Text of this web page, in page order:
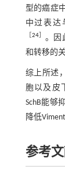
型的癌症
中过表达
24］ 。因
和转移的
综上所述
胞以及皮
SchB能够
降低
参考